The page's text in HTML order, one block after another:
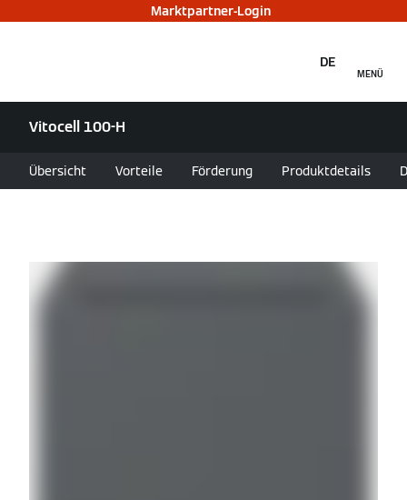
Marktpartner-Login
MENÜ
DE
Vitocell 100-H
Übersicht Vorteile Förderung Produktdetails